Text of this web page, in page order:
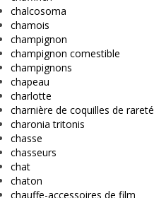
chalcosoma
chamois
champignon
champignon comestible
champignons
chapeau
charlotte
charnière de coquilles de rareté
charonia tritonis
chasse
chasseurs
chat
chaton
chauffe-accessoires de film